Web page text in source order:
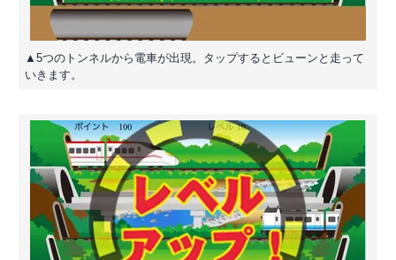
▲5つのトンネルから電車が出現。タップするとビューンと走って
いきます。